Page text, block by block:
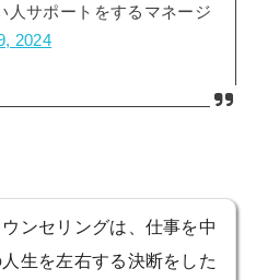
人サポートをするマネージ
2024
ンセリングは、仕事を中
生を左右する決断をした